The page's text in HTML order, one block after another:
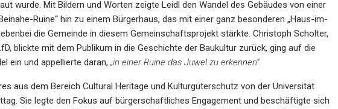
wurde. Mit Bildern und Worten zeigte Leidl den Wandel des Gebäudes von einer
Ruine“ hin zu einem Bürgerhaus, das mit einer ganz besonderen „Haus-im-
die Gemeinde in diesem Gemeinschaftsprojekt stärkte. Christoph Scholter,
blickte mit dem Publikum in die Geschichte der Baukultur zurück, ging auf die
ein und appellierte daran, „in einer Ruine das Juwel zu erkennen“.
aus dem Bereich Cultural Heritage und Kulturgüterschutz von der Universität
Sie legte den Fokus auf bürgerschaftliches Engagement und beschäftigte sich